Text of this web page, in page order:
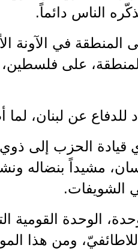
الناس دائماً.
في الآونة
على
عن لبنان،
قيادة الحزب إلى ذوي
مشيداً بنضاله
الشويفات.
الوحدة القومية
ومن هذا